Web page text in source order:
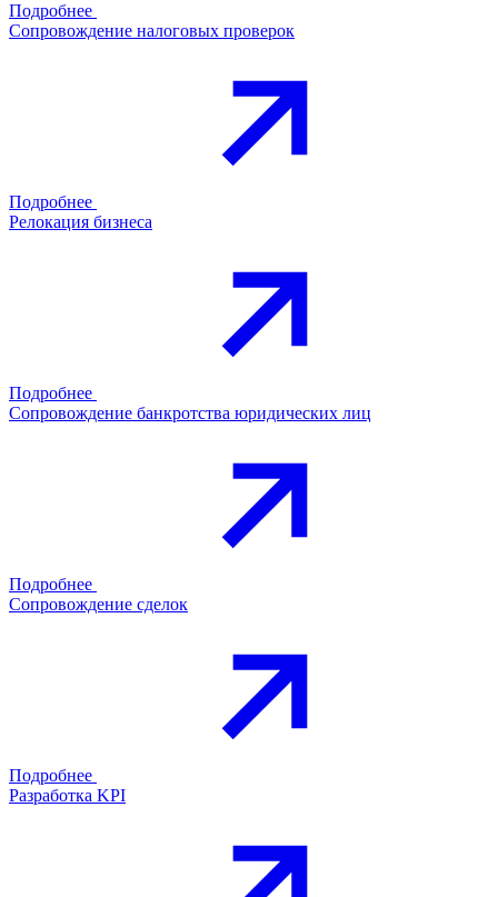
Подробнее
Сопровождение налоговых проверок
Подробнее
Релокация бизнеса
Подробнее
Сопровождение банкротства юридических лиц
Подробнее
Сопровождение сделок
Подробнее
Разработка KPI